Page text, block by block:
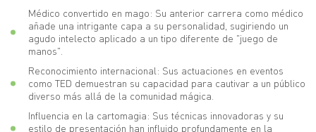
Médico convertido en mago: Su anterior carrera como médico
añade una intrigante capa a su personalidad, sugiriendo un
agudo intelecto aplicado a un tipo diferente de "juego de
manos".
Reconocimiento internacional: Sus actuaciones en eventos
como TED demuestran su capacidad para cautivar a un público
diverso más allá de la comunidad mágica.
Influencia en la cartomagia: Sus técnicas innovadoras y su
estilo de presentación han influido profundamente en la